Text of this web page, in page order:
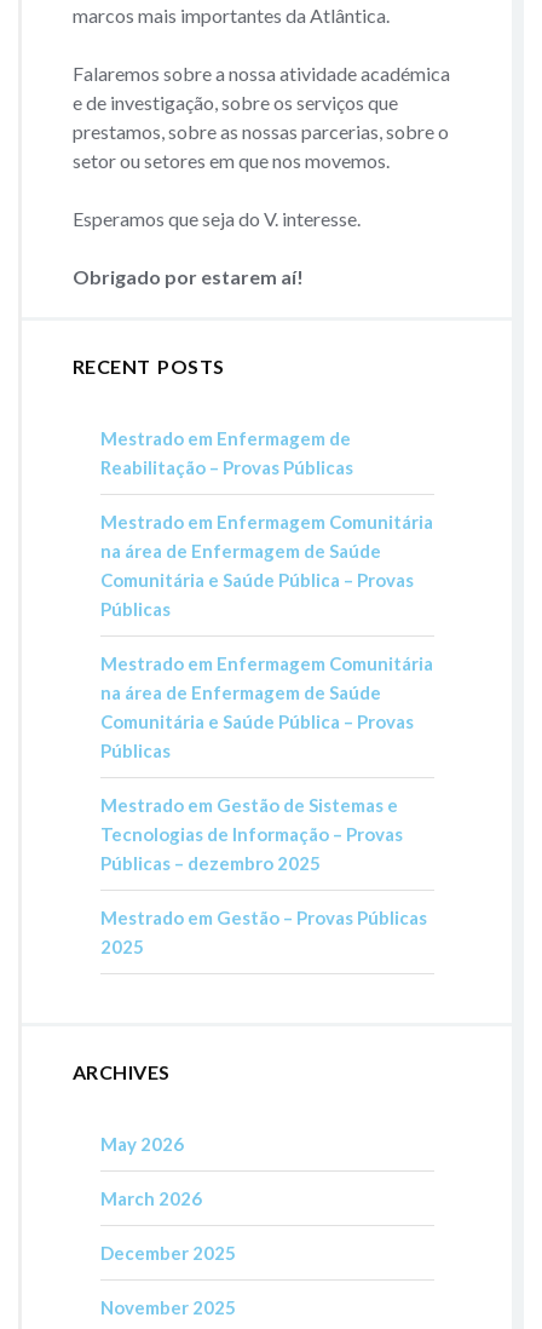
marcos mais importantes da Atlântica.
Falaremos sobre a nossa atividade académica
e de investigação, sobre os serviços que
prestamos, sobre as nossas parcerias, sobre o
setor ou setores em que nos movemos.
Esperamos que seja do V. interesse.
Obrigado por estarem aí!
RECENT POSTS
Mestrado em Enfermagem de
Reabilitação – Provas Públicas
Mestrado em Enfermagem Comunitária
na área de Enfermagem de Saúde
Comunitária e Saúde Pública – Provas
Públicas
Mestrado em Enfermagem Comunitária
na área de Enfermagem de Saúde
Comunitária e Saúde Pública – Provas
Públicas
Mestrado em Gestão de Sistemas e
Tecnologias de Informação – Provas
Públicas – dezembro 2025
Mestrado em Gestão – Provas Públicas
2025
ARCHIVES
May 2026
March 2026
December 2025
November 2025